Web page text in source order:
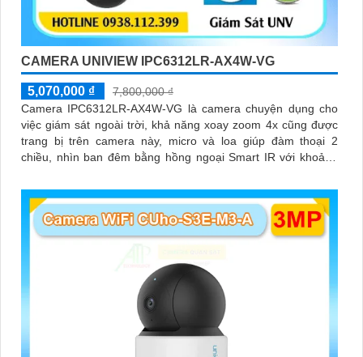
CAMERA UNIVIEW IPC6312LR-AX4W-VG
5,070,000 ₫
7,800,000 ₫
Camera IPC6312LR-AX4W-VG là camera chuyện dụng cho
việc giám sát ngoài trời, khả năng xoay zoom 4x cũng được
trang bị trên camera này, micro và loa giúp đàm thoại 2
chiều, nhìn ban đêm bằng hồng ngoại Smart IR với khoảng